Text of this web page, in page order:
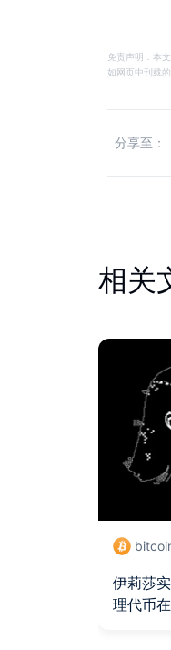
免责声明：本
如网页中刊载
分享至：
相关
伊莉莎
理代币